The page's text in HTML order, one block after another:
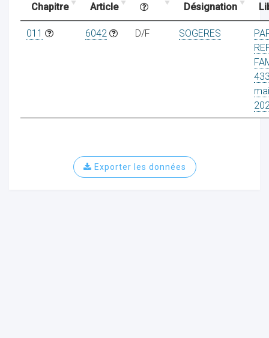
Chapitre Article
Désignation
011 6042 D/F SOGERES
mai
Exporter les données